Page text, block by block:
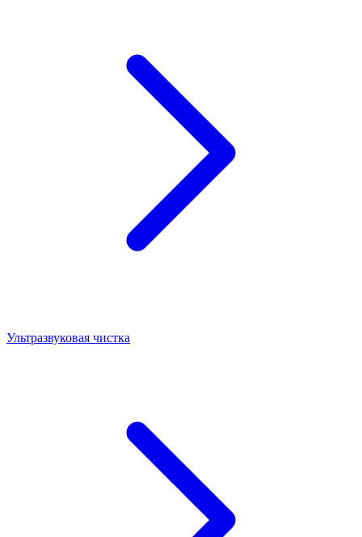
Ультразвуковая чистка